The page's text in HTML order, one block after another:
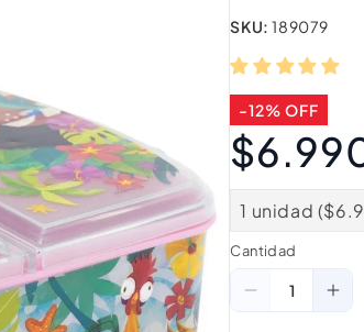
SKU: 189079
-12% OFF
1 unidad
Cantidad
Cantidad
Reducir